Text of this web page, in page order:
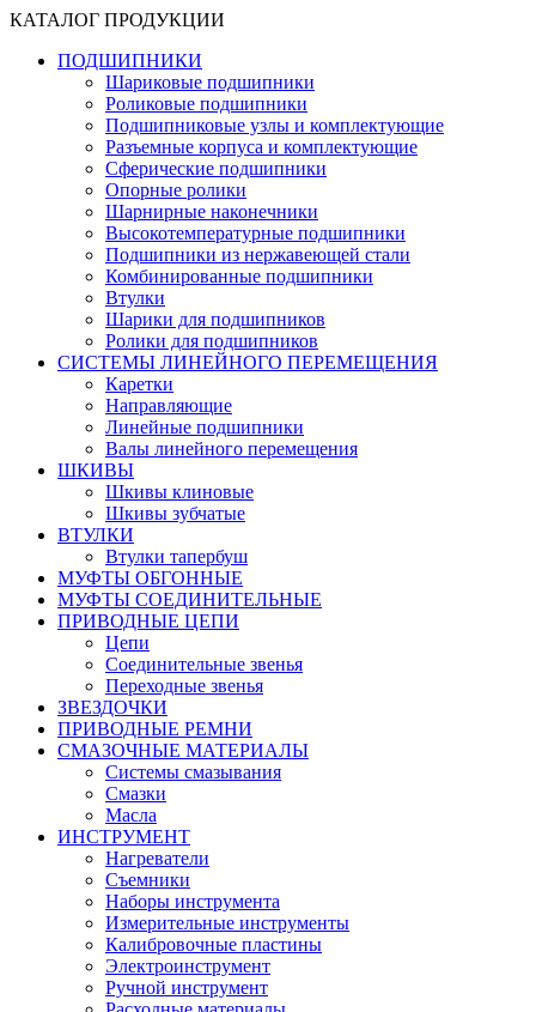
КАТАЛОГ ПРОДУКЦИИ
ПОДШИПНИКИ
Шариковые подшипники
Роликовые подшипники
Подшипниковые узлы и комплектующие
Разъемные корпуса и комплектующие
Сферические подшипники
Опорные ролики
Шарнирные наконечники
Высокотемпературные подшипники
Подшипники из нержавеющей стали
Комбинированные подшипники
Втулки
Шарики для подшипников
Ролики для подшипников
СИСТЕМЫ ЛИНЕЙНОГО ПЕРЕМЕЩЕНИЯ
Каретки
Направляющие
Линейные подшипники
Валы линейного перемещения
ШКИВЫ
Шкивы клиновые
Шкивы зубчатые
ВТУЛКИ
Втулки тапербуш
МУФТЫ ОБГОННЫЕ
МУФТЫ СОЕДИНИТЕЛЬНЫЕ
ПРИВОДНЫЕ ЦЕПИ
Цепи
Соединительные звенья
Переходные звенья
ЗВЕЗДОЧКИ
ПРИВОДНЫЕ РЕМНИ
СМАЗОЧНЫЕ МАТЕРИАЛЫ
Системы смазывания
Смазки
Масла
ИНСТРУМЕНТ
Нагреватели
Съемники
Наборы инструмента
Измерительные инструменты
Калибровочные пластины
Электроинструмент
Ручной инструмент